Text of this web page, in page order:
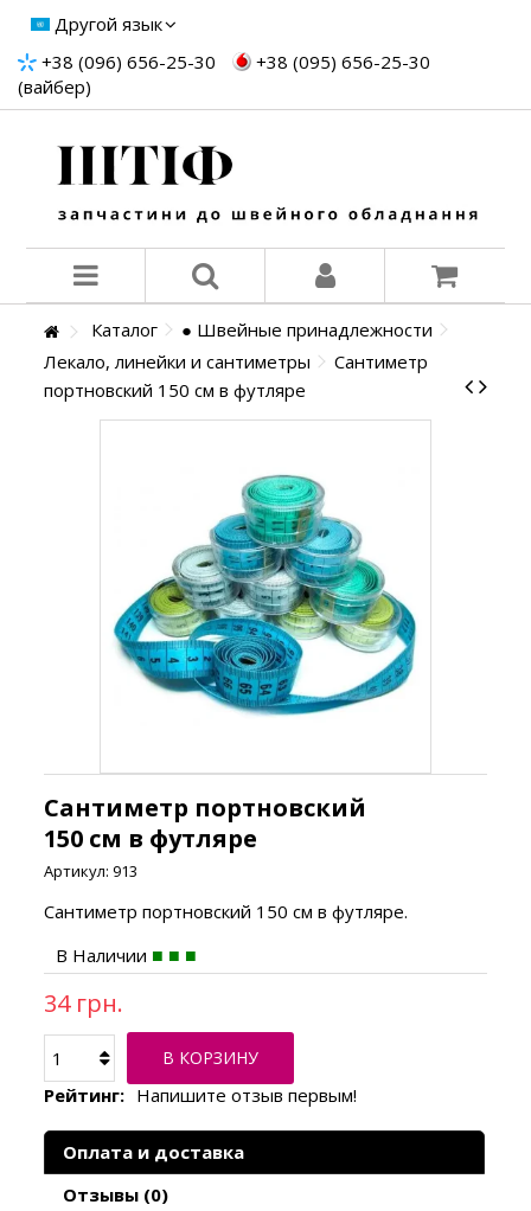
Другой язык
+38 (096) 656-25-30
+38 (095) 656-25-30
(вайбер)
Каталог
● Швейные принадлежности
Лекало, линейки и сантиметры
Сантиметр
портновский 150 см в футляре
Сантиметр портновский
150 см в футляре
Артикул: 913
Сантиметр портновский 150 см в футляре.
В Наличии
34 грн.
В КОРЗИНУ
Рейтинг: Напишите отзыв первым!
Оплата и доставка
Отзывы (0)